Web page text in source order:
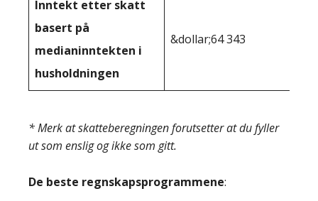
Inntekt etter skatt
basert på
medianinntekten i
husholdningen
&dollar;64 343
* Merk at skatteberegningen forutsetter at du fyller
ut som enslig og ikke som gitt.
De beste regnskapsprogrammene: